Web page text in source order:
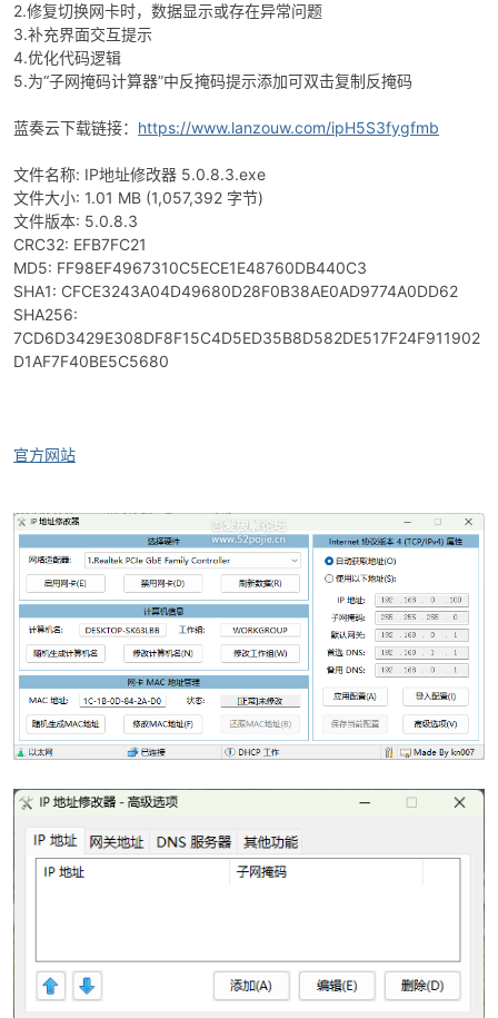
po
2.修复切换网卡时，数据显示或存在异常问题
3.补充界面交互提示
4.优化代码逻辑
5.为“子网掩码计算器”中反掩码提示添加可双击复制反掩码
蓝奏云下载链接： https://www.lanzouw.com/ipH5S3fygfmb
文件名称: IP地址修改器 5.0.8.3.exe
文件大小: 1.01 MB (1,057,392 字节)
文件版本: 5.0.8.3
CRC32: EFB7FC21
MD5: FF98EF4967310C5ECE1E48760DB440C3
SHA1: CFCE3243A04D49680D28F0B38AE0AD9774A0DD62
SHA256:
7CD6D3429E308DF8F15C4D5ED35B8D582DE517F24F911902
D1AF7F40BE5C5680
官方网站